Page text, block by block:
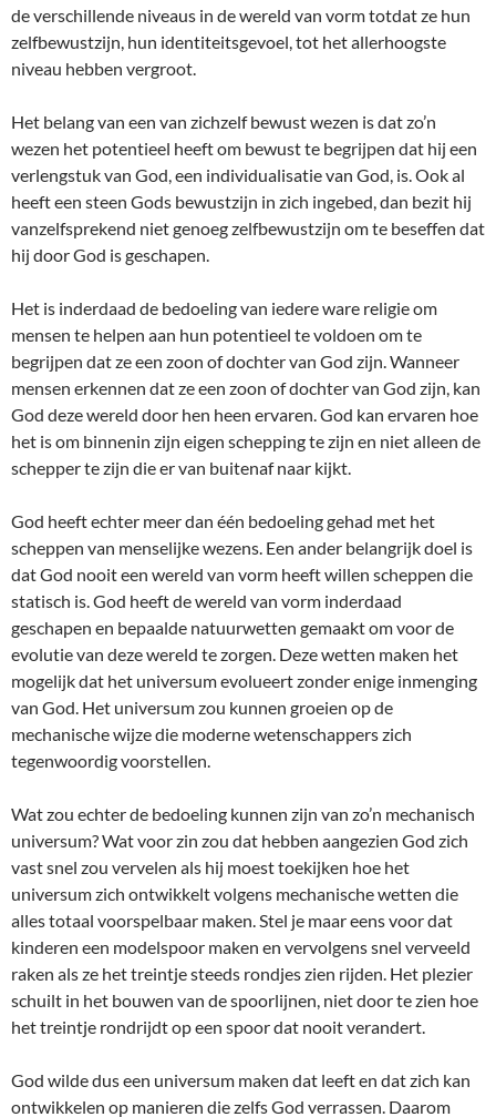
de verschillende niveaus in de wereld van vorm totdat ze hun
zelfbewustzijn, hun identiteitsgevoel, tot het allerhoogste
niveau hebben vergroot.
Het belang van een van zichzelf bewust wezen is dat zo’n
wezen het potentieel heeft om bewust te begrijpen dat hij een
verlengstuk van God, een individualisatie van God, is. Ook al
heeft een steen Gods bewustzijn in zich ingebed, dan bezit hij
vanzelfsprekend niet genoeg zelfbewustzijn om te beseffen dat
hij door God is geschapen.
Het is inderdaad de bedoeling van iedere ware religie om
mensen te helpen aan hun potentieel te voldoen om te
begrijpen dat ze een zoon of dochter van God zijn. Wanneer
mensen erkennen dat ze een zoon of dochter van God zijn, kan
God deze wereld door hen heen ervaren. God kan ervaren hoe
het is om binnenin zijn eigen schepping te zijn en niet alleen de
schepper te zijn die er van buitenaf naar kijkt.
God heeft echter meer dan één bedoeling gehad met het
scheppen van menselijke wezens. Een ander belangrijk doel is
dat God nooit een wereld van vorm heeft willen scheppen die
statisch is. God heeft de wereld van vorm inderdaad
geschapen en bepaalde natuurwetten gemaakt om voor de
evolutie van deze wereld te zorgen. Deze wetten maken het
mogelijk dat het universum evolueert zonder enige inmenging
van God. Het universum zou kunnen groeien op de
mechanische wijze die moderne wetenschappers zich
tegenwoordig voorstellen.
Wat zou echter de bedoeling kunnen zijn van zo’n mechanisch
universum? Wat voor zin zou dat hebben aangezien God zich
vast snel zou vervelen als hij moest toekijken hoe het
universum zich ontwikkelt volgens mechanische wetten die
alles totaal voorspelbaar maken. Stel je maar eens voor dat
kinderen een modelspoor maken en vervolgens snel verveeld
raken als ze het treintje steeds rondjes zien rijden. Het plezier
schuilt in het bouwen van de spoorlijnen, niet door te zien hoe
het treintje rondrijdt op een spoor dat nooit verandert.
God wilde dus een universum maken dat leeft en dat zich kan
ontwikkelen op manieren die zelfs God verrassen. Daarom